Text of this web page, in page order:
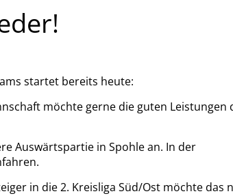
startet bereits heute:
möchte gerne die guten Leistungen
Auswärtspartie in Spohle an. In der
in die 2. Kreisliga Süd/Ost möchte das